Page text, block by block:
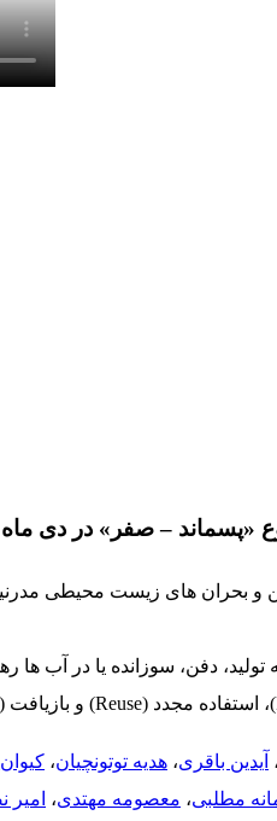
«پسماند – صفر » در دی ماه ۱۴۰۰ در گالری ایرانشهر تهران برگزار شد.
بحران های زیست محیطی
دفن، سوزانده یا در آب
، آیدین باقری، هدیه توتونچیان،
مطلبی، معصومه مهتدی، امیر